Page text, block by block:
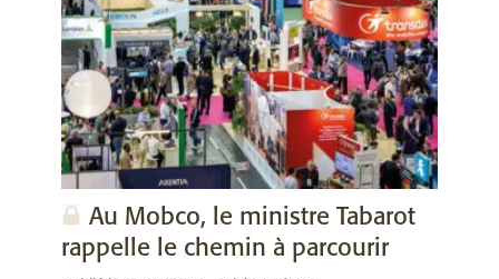
Au Mobco, le ministre Tabarot
rappelle le chemin à parcourir